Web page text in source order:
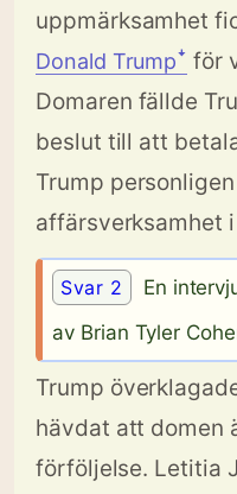
uppmärksamhet
Donald Trumpꜜ för
Domaren fällde
beslut till att
Trump
affärsverksamhet
Svar 2
En
av Brian Tyler
Trump
hävdat att domen
förföljelse. Letitia